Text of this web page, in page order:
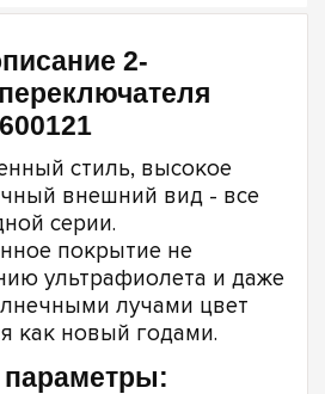
2-
стиль, высокое
внешний вид - все
серии.
покрытие не
ультрафиолета и даже
лучами цвет
как новый годами.
параметры: